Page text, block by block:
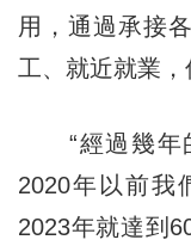
用，通過承接
工、就近就業，
“經過幾年的
2020年以前我
2023年就達到